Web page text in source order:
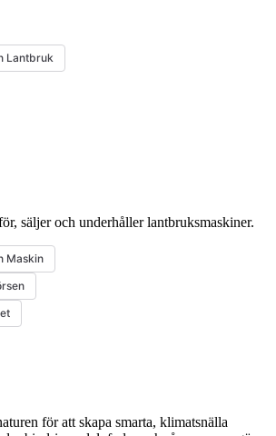
Lantbruk
säljer och underhåller lantbruksmaskiner.
Maskin
för att skapa smarta, klimatsnälla